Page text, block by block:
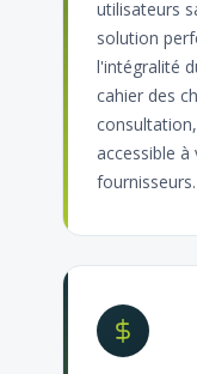
utilisateurs
solution
l'intégralité
cahier des
accessible
fournisseurs.